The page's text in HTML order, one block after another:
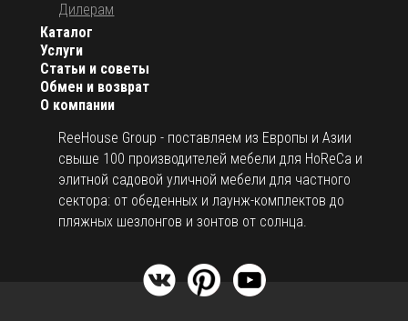
О компании
ReeHouse Group - поставляем из Европы и Азии
свыше 100 производителей мебели для HoReCa и
элитной садовой уличной мебели для частного
сектора: от обеденных и лаунж-комплектов до
пляжных шезлонгов и зонтов от солнца.
Каталог
Услуги
Статьи и советы
Обмен и возврат
Дилерам